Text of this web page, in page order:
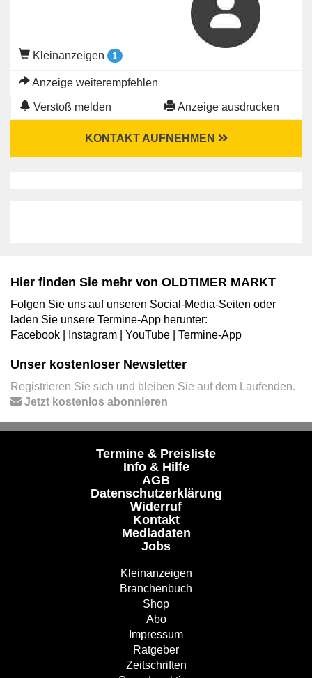
Kleinanzeigen 1
Anzeige weiterempfehlen
Verstoß melden Anzeige ausdrucken
KONTAKT AUFNEHMEN
Hier finden Sie mehr von OLDTIMER MARKT
Folgen Sie uns auf unseren Social-Media-Seiten oder
laden Sie unsere Termine-App herunter:
Facebook
Instagram YouTube Termine-App
Unser kostenloser Newsletter
Registrieren Sie sich und bleiben Sie auf dem Laufenden.
Jetzt kostenlos abonnieren
Termine & Preisliste
Info & Hilfe
AGB
Datenschutzerklärung
Widerruf
Kontakt
Mediadaten
Jobs
Kleinanzeigen
Branchenbuch
Shop
Abo
Impressum
Ratgeber
Zeitschriften